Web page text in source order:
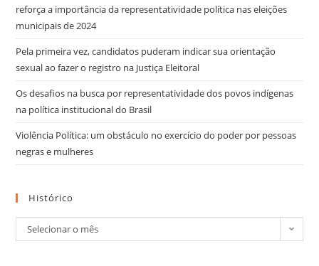
reforça a importância da representatividade política nas eleições
municipais de 2024
Pela primeira vez, candidatos puderam indicar sua orientação
sexual ao fazer o registro na Justiça Eleitoral
Os desafios na busca por representatividade dos povos indígenas
na política institucional do Brasil
Violência Política: um obstáculo no exercício do poder por pessoas
negras e mulheres
Histórico
Selecionar o mês